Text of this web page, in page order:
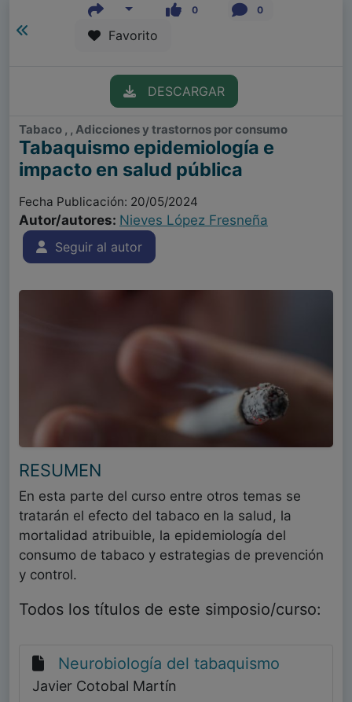
0 0
Favorito
DESCARGAR
Tabaco , , Adicciones y trastornos por consumo
Tabaquismo epidemiología e
impacto en salud pública
Fecha Publicación: 20/05/2024
Autor/autores: Nieves López Fresneña
Seguir al autor
RESUMEN
En esta parte del curso entre otros temas se
tratarán el efecto del tabaco en la salud, la
mortalidad atribuible, la epidemiología del
consumo de tabaco y estrategias de prevención
y control.
Todos los títulos de este simposio/curso:
Neurobiología del tabaquismo
Javier Cotobal Martín